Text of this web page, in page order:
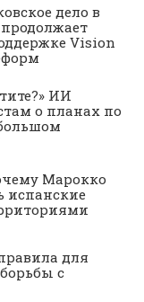
дело в
Vision
ИИ
о планах по
Марокко
испанские
для
с